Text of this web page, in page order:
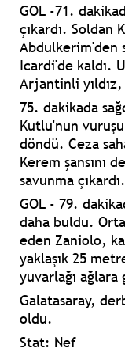
GOL -71.
çıkardı. Soldan
Abdulkerim'den
Icardi'de kaldı.
Arjantinli
75. dakikada
Kutlu'nun
döndü. Ceza
Kerem şansını
savunma çıkardı.
GOL - 79.
daha buldu. Orta
eden Zaniolo,
yaklaşık 25
yuvarlağı
Galatasaray,
oldu.
Stat: Nef